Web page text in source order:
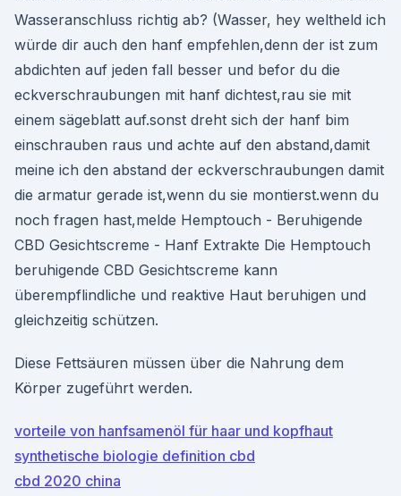
Wasseranschluss richtig ab? (Wasser, hey weltheld ich
würde dir auch den hanf empfehlen,denn der ist zum
abdichten auf jeden fall besser und befor du die
eckverschraubungen mit hanf dichtest,rau sie mit
einem sägeblatt auf.sonst dreht sich der hanf bim
einschrauben raus und achte auf den abstand,damit
meine ich den abstand der eckverschraubungen damit
die armatur gerade ist,wenn du sie montierst.wenn du
noch fragen hast,melde Hemptouch - Beruhigende
CBD Gesichtscreme - Hanf Extrakte Die Hemptouch
beruhigende CBD Gesichtscreme kann
überempflindliche und reaktive Haut beruhigen und
gleichzeitig schützen.
Diese Fettsäuren müssen über die Nahrung dem
Körper zugeführt werden.
vorteile von hanfsamenöl für haar und kopfhaut
synthetische biologie definition cbd
cbd 2020 china